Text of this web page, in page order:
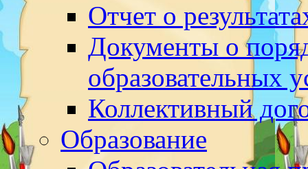
Отчет о
Документы о
образовательных
Коллективный
Образование